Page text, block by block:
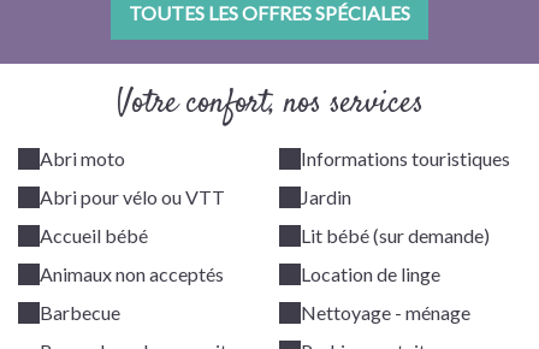
TOUTES LES OFFRES SPÉCIALES
Votre confort, nos services
Abri moto
Abri pour vélo ou VTT
Accueil bébé
Animaux non acceptés
Barbecue
Informations touristiques
Jardin
Lit bébé (sur demande)
Location de linge
Nettoyage - ménage